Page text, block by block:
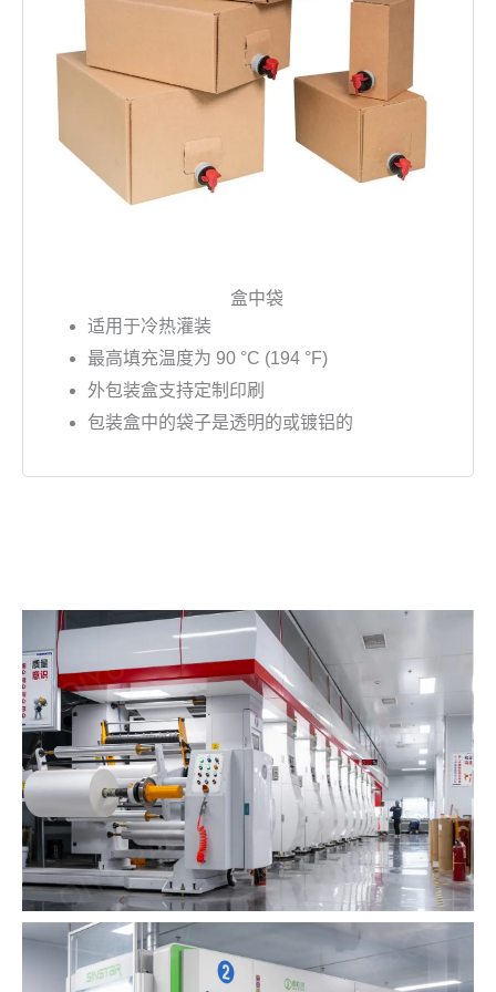
盒中袋
适用于冷热灌装
最高填充温度为 90 °C (194 °F)
外包装盒支持定制印刷
包装盒中的袋子是透明的或镀铝的